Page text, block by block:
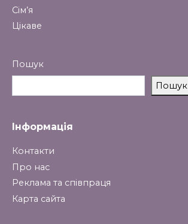
Сім’я
Цікаве
Пошук
Пошук
Інформація
Контакти
Про нас
Реклама та співпраця
Карта сайта